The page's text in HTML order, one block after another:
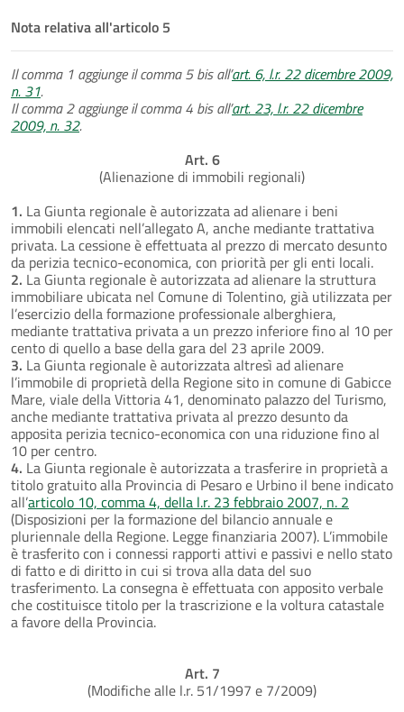
Nota relativa all'articolo 5
Il comma 1 aggiunge il comma 5 bis all’art. 6, l.r. 22 dicembre 2009,
n. 31.
Il comma 2 aggiunge il comma 4 bis all’art. 23, l.r. 22 dicembre
2009, n. 32.
Art. 6
(Alienazione di immobili regionali)
1. La Giunta regionale è autorizzata ad alienare i beni
immobili elencati nell’allegato A, anche mediante trattativa
privata. La cessione è effettuata al prezzo di mercato desunto
da perizia tecnico-economica, con priorità per gli enti locali.
2. La Giunta regionale è autorizzata ad alienare la struttura
immobiliare ubicata nel Comune di Tolentino, già utilizzata per
l’esercizio della formazione professionale alberghiera,
mediante trattativa privata a un prezzo inferiore fino al 10 per
cento di quello a base della gara del 23 aprile 2009.
3. La Giunta regionale è autorizzata altresì ad alienare
l’immobile di proprietà della Regione sito in comune di Gabicce
Mare, viale della Vittoria 41, denominato palazzo del Turismo,
anche mediante trattativa privata al prezzo desunto da
apposita perizia tecnico-economica con una riduzione fino al
10 per centro.
4. La Giunta regionale è autorizzata a trasferire in proprietà a
titolo gratuito alla Provincia di Pesaro e Urbino il bene indicato
all’articolo 10, comma 4, della l.r. 23 febbraio 2007, n. 2
(Disposizioni per la formazione del bilancio annuale e
pluriennale della Regione. Legge finanziaria 2007). L’immobile
è trasferito con i connessi rapporti attivi e passivi e nello stato
di fatto e di diritto in cui si trova alla data del suo
trasferimento. La consegna è effettuata con apposito verbale
che costituisce titolo per la trascrizione e la voltura catastale
a favore della Provincia.
Art. 7
(Modifiche alle l.r. 51/1997 e 7/2009)